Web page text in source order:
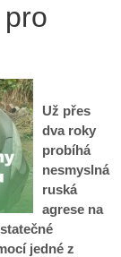
Už přes
dva roky
probíhá
nesmyslná
ruská
agrese na
jedné z